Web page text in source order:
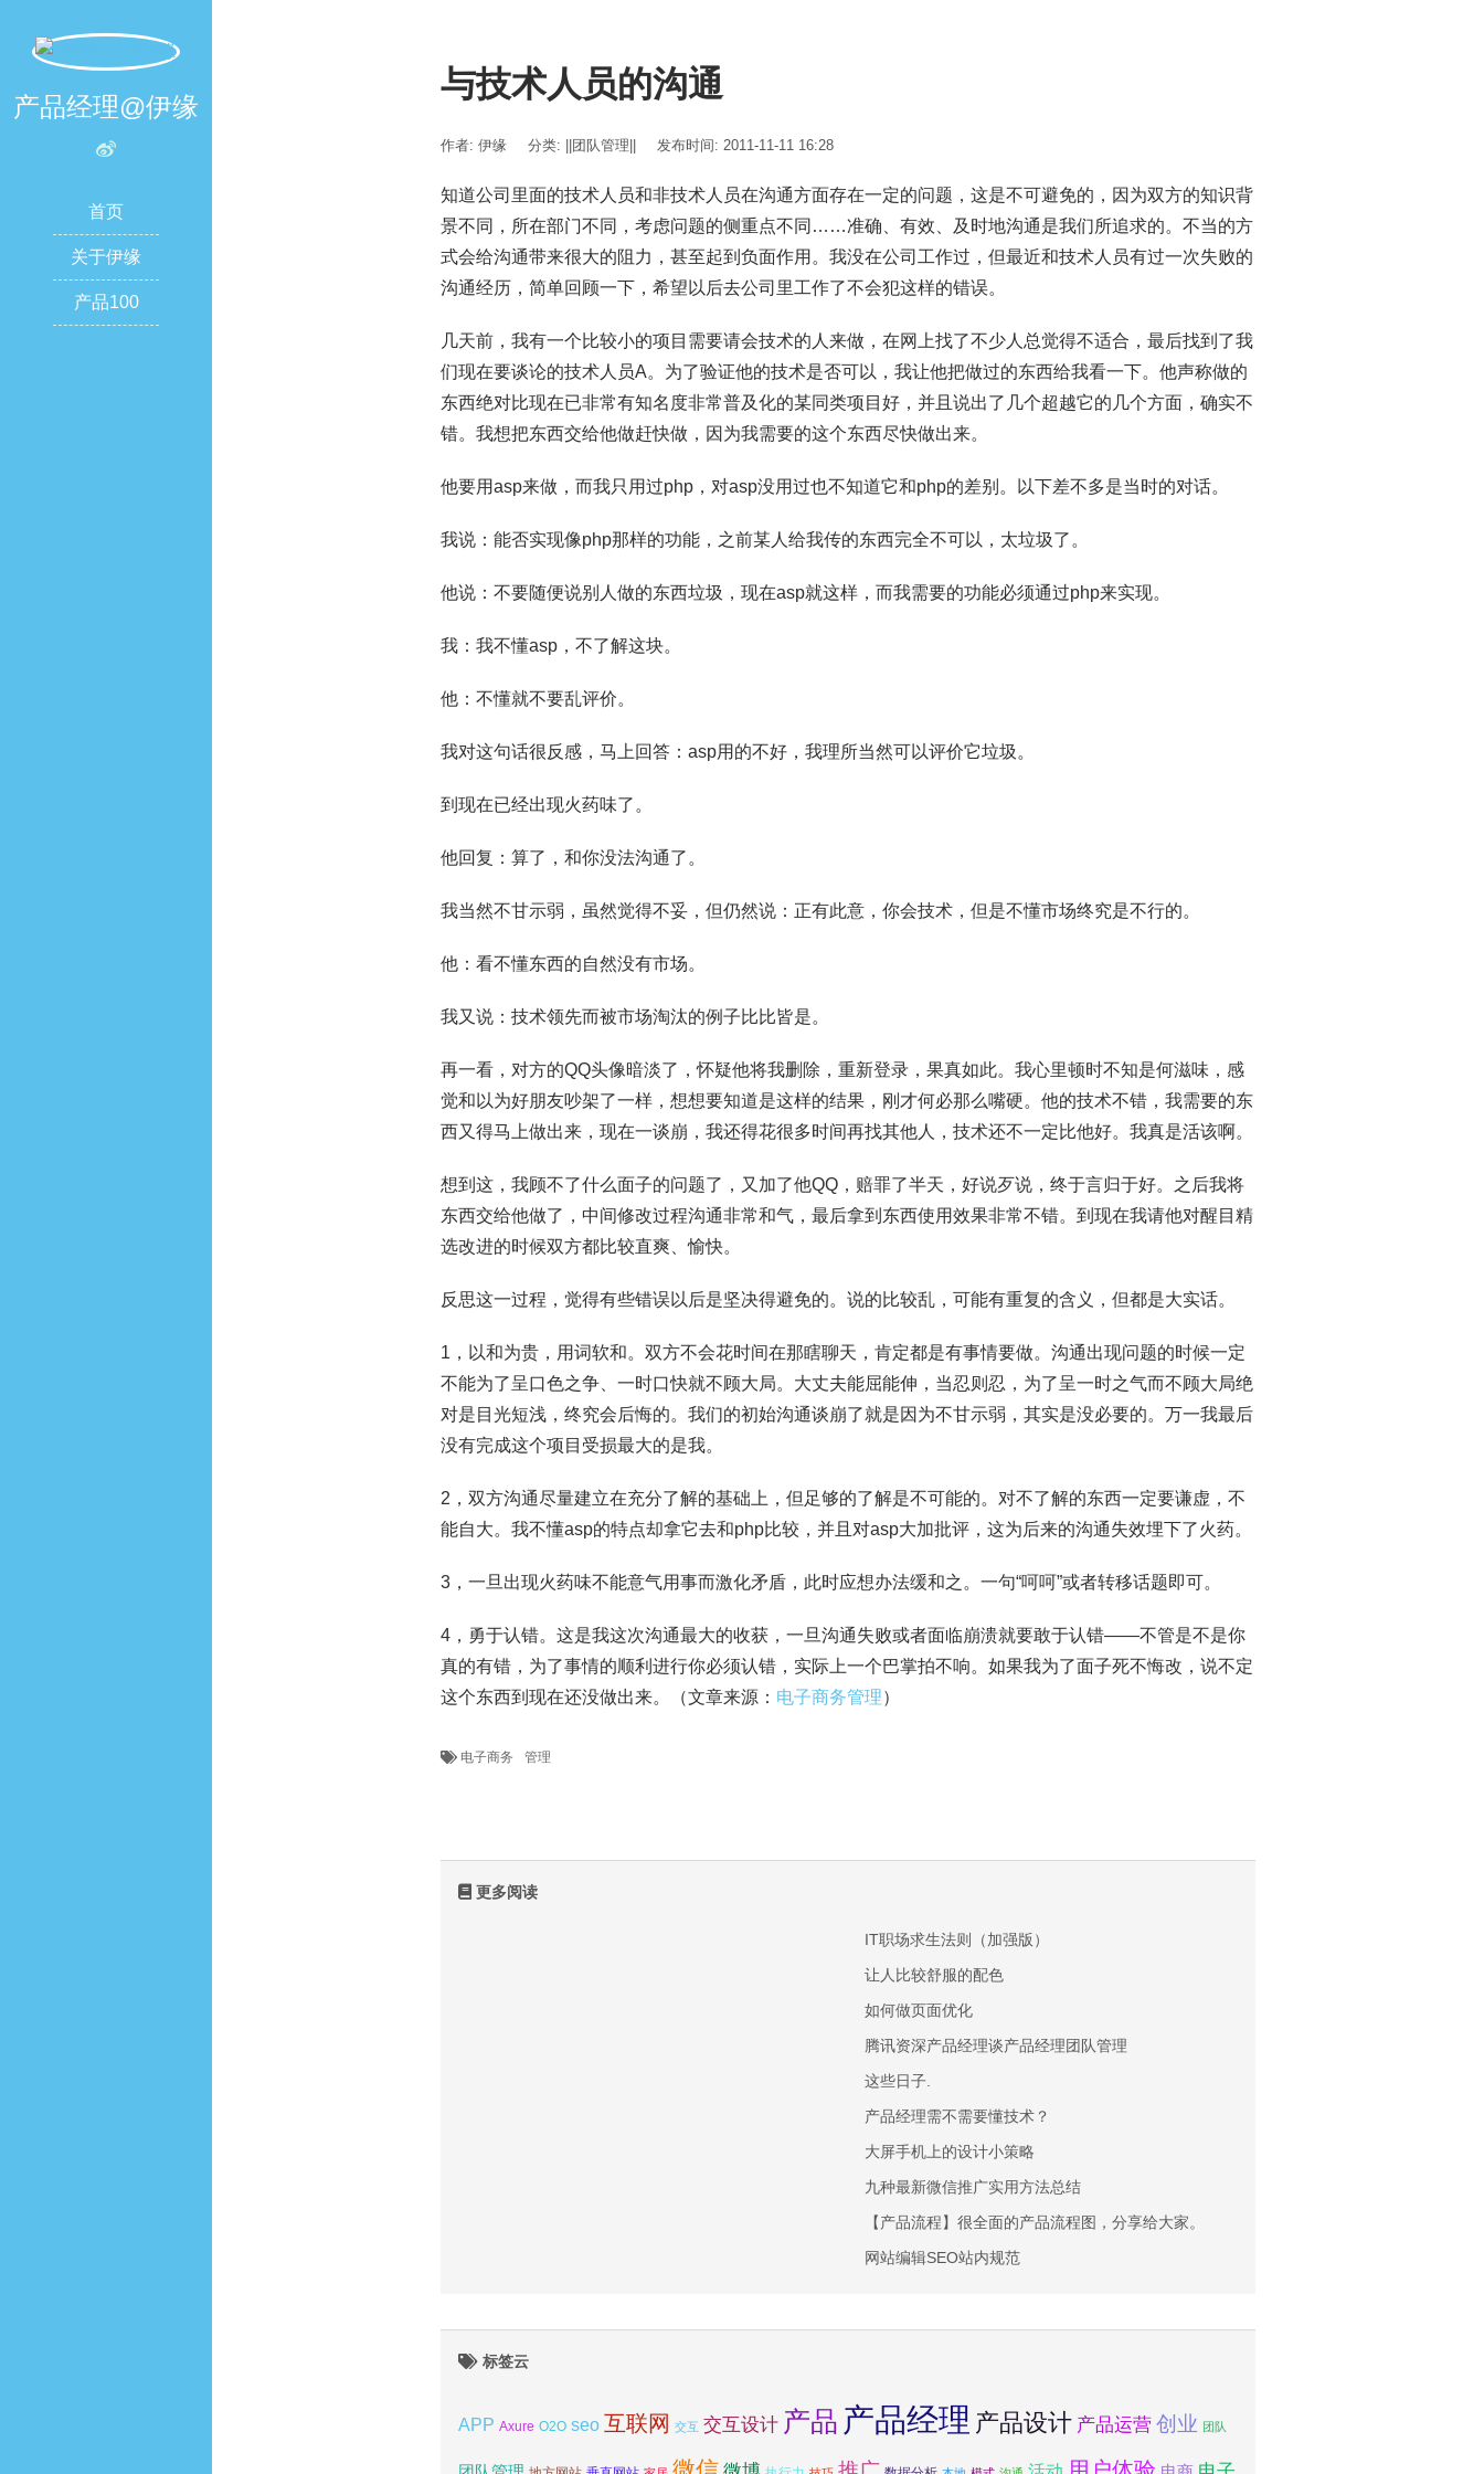
产品经理@伊缘
首页
关于伊缘
产品100
与技术人员的沟通
作者: 伊缘 分类: ||团队管理|| 发布时间: 2011-11-11 16:28
知道公司里面的技术人员和非技术人员在沟通方面存在一定的问题，这是不可避免的，因为双方的知识背
景不同，所在部门不同，考虑问题的侧重点不同……准确、有效、及时地沟通是我们所追求的。不当的方
式会给沟通带来很大的阻力，甚至起到负面作用。我没在公司工作过，但最近和技术人员有过一次失败的
沟通经历，简单回顾一下，希望以后去公司里工作了不会犯这样的错误。
几天前，我有一个比较小的项目需要请会技术的人来做，在网上找了不少人总觉得不适合，最后找到了我
们现在要谈论的技术人员A。为了验证他的技术是否可以，我让他把做过的东西给我看一下。他声称做的
东西绝对比现在已非常有知名度非常普及化的某同类项目好，并且说出了几个超越它的几个方面，确实不
错。我想把东西交给他做赶快做，因为我需要的这个东西尽快做出来。
他要用asp来做，而我只用过php，对asp没用过也不知道它和php的差别。以下差不多是当时的对话。
我说：能否实现像php那样的功能，之前某人给我传的东西完全不可以，太垃圾了。
他说：不要随便说别人做的东西垃圾，现在asp就这样，而我需要的功能必须通过php来实现。
我：我不懂asp，不了解这块。
他：不懂就不要乱评价。
我对这句话很反感，马上回答：asp用的不好，我理所当然可以评价它垃圾。
到现在已经出现火药味了。
他回复：算了，和你没法沟通了。
我当然不甘示弱，虽然觉得不妥，但仍然说：正有此意，你会技术，但是不懂市场终究是不行的。
他：看不懂东西的自然没有市场。
我又说：技术领先而被市场淘汰的例子比比皆是。
再一看，对方的QQ头像暗淡了，怀疑他将我删除，重新登录，果真如此。我心里顿时不知是何滋味，感
觉和以为好朋友吵架了一样，想想要知道是这样的结果，刚才何必那么嘴硬。他的技术不错，我需要的东
西又得马上做出来，现在一谈崩，我还得花很多时间再找其他人，技术还不一定比他好。我真是活该啊。
想到这，我顾不了什么面子的问题了，又加了他QQ，赔罪了半天，好说歹说，终于言归于好。之后我将
东西交给他做了，中间修改过程沟通非常和气，最后拿到东西使用效果非常不错。到现在我请他对醒目精
选改进的时候双方都比较直爽、愉快。
反思这一过程，觉得有些错误以后是坚决得避免的。说的比较乱，可能有重复的含义，但都是大实话。
1，以和为贵，用词软和。双方不会花时间在那瞎聊天，肯定都是有事情要做。沟通出现问题的时候一定
不能为了呈口色之争、一时口快就不顾大局。大丈夫能屈能伸，当忍则忍，为了呈一时之气而不顾大局绝
对是目光短浅，终究会后悔的。我们的初始沟通谈崩了就是因为不甘示弱，其实是没必要的。万一我最后
没有完成这个项目受损最大的是我。
2，双方沟通尽量建立在充分了解的基础上，但足够的了解是不可能的。对不了解的东西一定要谦虚，不
能自大。我不懂asp的特点却拿它去和php比较，并且对asp大加批评，这为后来的沟通失效埋下了火药。
3，一旦出现火药味不能意气用事而激化矛盾，此时应想办法缓和之。一句“呵呵”或者转移话题即可。
4，勇于认错。这是我这次沟通最大的收获，一旦沟通失败或者面临崩溃就要敢于认错——不管是不是你
真的有错，为了事情的顺利进行你必须认错，实际上一个巴掌拍不响。如果我为了面子死不悔改，说不定
这个东西到现在还没做出来。（文章来源： 电子商务管理）
电子商务 管理
更多阅读
IT职场求生法则（加强版）
让人比较舒服的配色
如何做页面优化
腾讯资深产品经理谈产品经理团队管理
这些日子.
产品经理需不需要懂技术？
大屏手机上的设计小策略
九种最新微信推广实用方法总结
【产品流程】很全面的产品流程图，分享给大家。
网站编辑SEO站内规范
标签云
APP Axure O2O seo 互联网 交互 交互设计 产品 产品经理 产品设计 产品运营 创业 团队